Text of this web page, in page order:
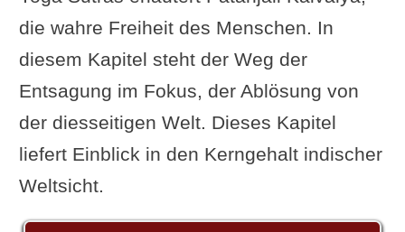
die wahre Freiheit des Menschen. In
diesem Kapitel steht der Weg der
Entsagung im Fokus, der Ablösung von
der diesseitigen Welt. Dieses Kapitel
liefert Einblick in den Kerngehalt indischer
Weltsicht.